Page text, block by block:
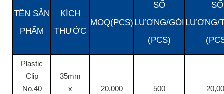
TÊN SẢN
PHẨM
KÍCH
THƯỚC
MOQ(PCS)
SỐ
LƯỢNG/GÓI
(PCS)
SỐ
LƯỢNG/
Plastic
Clip
No.40
35mm
x
20,000 500